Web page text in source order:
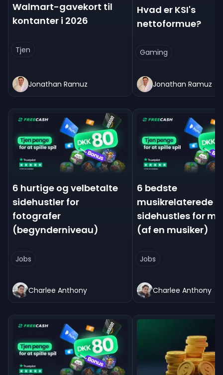
Walmart-gavekort til
kontanter i 2026
Tjen
Jonathan Ramuz
Hvad er KSI's
nettoformue?
Gaming
Jonathan Ramuz
6 hurtige og velbetalte
sidehustler for
fotografer
(begynderniveau)
Jobs
Charlee Anthony
6 bedste
musikrelaterede
sidehustles for
(af en musiker)
Jobs
Charlee Anthony